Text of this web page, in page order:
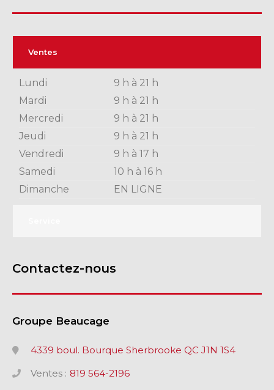
Ventes
Lundi
9 h à 21 h
Mardi
9 h à 21 h
Mercredi
9 h à 21 h
Jeudi
9 h à 21 h
Vendredi
9 h à 17 h
Samedi
10 h à 16 h
Dimanche
EN LIGNE
Contactez-nous
Groupe Beaucage
4339 boul. Bourque Sherbrooke QC J1N 1S4
Ventes : 819 564-2196